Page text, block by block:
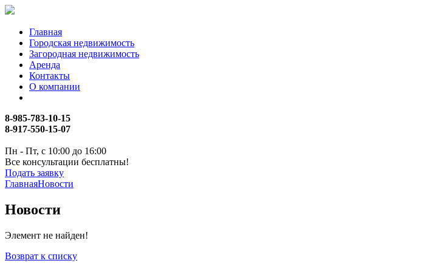
Главная
Городская недвижимость
Загородная недвижимость
Аренда
Контакты
О компании
8-985-783-10-15
8-917-550-15-07
Пн - Пт, с 10:00 до 16:00
Все консультации бесплатны!
Подать заявку
ГлавнаяНовости
Новости
Элемент не найден!
Возврат к списку